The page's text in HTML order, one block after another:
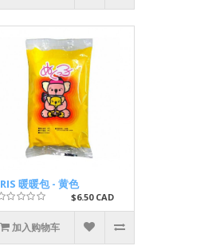
暖暖包 - 黄色
$6.50 CAD
加入购物车